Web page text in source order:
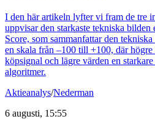
I den här artikeln lyfter vi fram de tre
uppvisar den starkaste tekniska
Score, som sammanfattar den
en skala från –100 till +100, där
köpsignal och lägre värden en
algoritmer.
Aktieanalys/Nederman
6 augusti, 15:55